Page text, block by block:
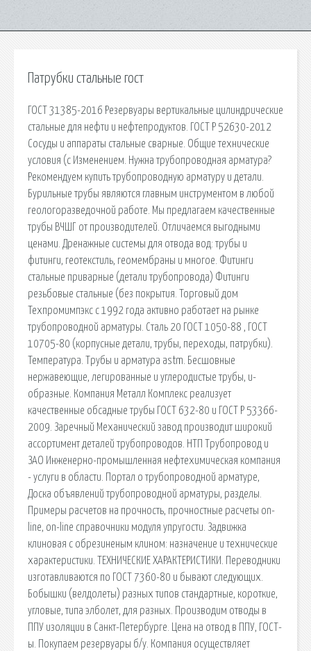
Патрубки стальные гост
ГОСТ 31385-2016 Резервуары вертикальные цилиндрические
стальные для нефти и нефтепродуктов. ГОСТ Р 52630-2012
Сосуды и аппараты стальные сварные. Общие технические
условия (с Изменением. Нужна трубопроводная арматура?
Рекомендуем купить трубопроводную арматуру и детали.
Бурильные трубы являются главным инструментом в любой
геологоразведочной работе. Мы предлагаем качественные
трубы ВЧШГ от производителей. Отличаемся выгодными
ценами. Дренажные системы для отвода вод: трубы и
фитинги, геотекстиль, геомембраны и многое. Фитинги
стальные приварные (детали трубопровода) Фитинги
резьбовые стальные (без покрытия. Торговый дом
Техпромимпэкс с 1992 года активно работает на рынке
трубопроводной арматуры. Сталь 20 ГОСТ 1050-88 , ГОСТ
10705-80 (корпусные детали, трубы, переходы, патрубки).
Температура. Трубы и арматура astm. Бесшовные
нержавеющие, легированные и углеродистые трубы, u-
образные. Компания Металл Комплекс реализует
качественные обсадные трубы ГОСТ 632-80 и ГОСТ Р 53366-
2009. Заречный Механический завод производит широкий
ассортимент деталей трубопроводов. НТП Трубопровод и
ЗАО Инженерно-промышленная нефтехимическая компания
- услуги в области. Портал о трубопроводной арматуре,
Доска объявлений трубопроводной арматуры, разделы.
Примеры расчетов на прочность, прочностные расчеты on-
line, on-line справочники модуля упругости. Задвижка
клиновая с обрезиненым клином: назначение и технические
характеристики. ТЕХНИЧЕСКИЕ ХАРАКТЕРИСТИКИ. Переводники
изготавливаются по ГОСТ 7360-80 и бывают следующих.
Бобышки (велдолеты) разных типов стандартные, короткие,
угловые, типа элболет, для разных. Производим отводы в
ППУ изоляции в Санкт-Петербурге. Цена на отвод в ППУ, ГОСТ-
ы. Покупаем резервуары б/у. Компания осуществляет